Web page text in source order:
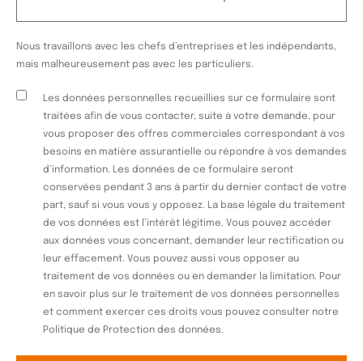
Nous travaillons avec les chefs d’entreprises et les indépendants,
mais malheureusement pas avec les particuliers.
Les données personnelles recueillies sur ce formulaire sont
traitées afin de vous contacter, suite à votre demande, pour
vous proposer des offres commerciales correspondant à vos
besoins en matière assurantielle ou répondre à vos demandes
d’information. Les données de ce formulaire seront
conservées pendant 3 ans à partir du dernier contact de votre
part, sauf si vous vous y opposez. La base légale du traitement
de vos données est l’intérêt légitime. Vous pouvez accéder
aux données vous concernant, demander leur rectification ou
leur effacement. Vous pouvez aussi vous opposer au
traitement de vos données ou en demander la limitation. Pour
en savoir plus sur le traitement de vos données personnelles
et comment exercer ces droits vous pouvez consulter notre
Politique de Protection des données.